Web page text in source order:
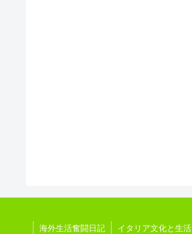
海外生活奮闘日記 イタリア文化と生活